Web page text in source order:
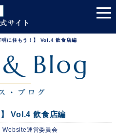
明に住もう！】 Vol.4 飲食店編
Vol.4 飲食店編
Website運営委員会